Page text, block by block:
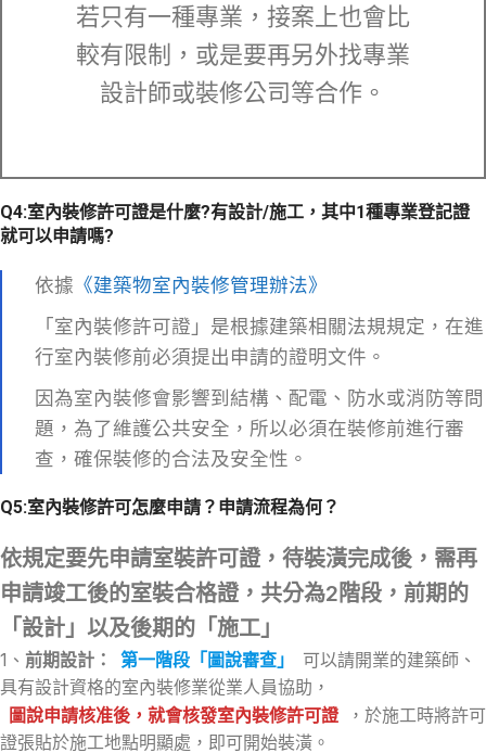
若只有一種專業，接案上也會比
較有限制，或是要再另外找專業
設計師或裝修公司等合作。
Q4:室內裝修許可證是什麼?有設計/施工，其中1種專業登記證
就可以申請嗎?
依據 《建築物室內裝修管理辦法》
「室內裝修許可證」是根據建築相關法規規定，在進
行室內裝修前必須提出申請的證明文件。
因為室內裝修會影響到結構、配電、防水或消防等問
題，為了維護公共安全，所以必須在裝修前進行審
查，確保裝修的合法及安全性。
Q5:室內裝修許可怎麼申請？申請流程為何？
依規定要先申請室裝許可證，待裝潢完成後，需再
申請竣工後的室裝合格證，共分為2階段，前期的
「設計」以及後期的「施工」
1、 前期設計： 第一階段「圖說審查」
可以請開業的建築師、
具有設計資格的室內裝修業從業人員協助，
圖說申請核准後，就會核發室內裝修許可證
，於施工時將許可
證張貼於施工地點明顯處，即可開始裝潢。